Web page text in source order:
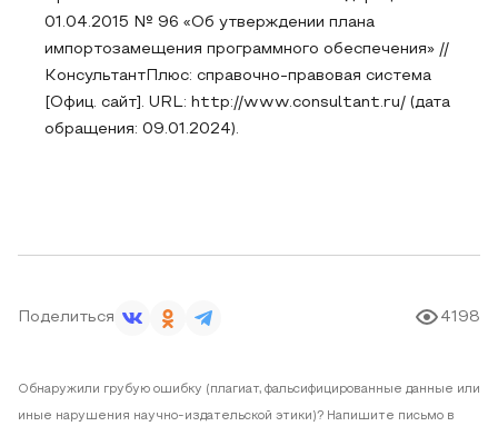
01.04.2015 № 96 «Об утверждении плана
импортозамещения программного обеспечения» //
КонсультантПлюс: справочно-правовая система
[Офиц. сайт]. URL: http://www.consultant.ru/ (дата
обращения: 09.01.2024).
Поделиться 4198
Обнаружили грубую ошибку (плагиат, фальсифицированные данные или
иные нарушения научно-издательской этики)? Напишите письмо в